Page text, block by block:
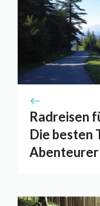
Radreisen
Die besten
Abenteurer